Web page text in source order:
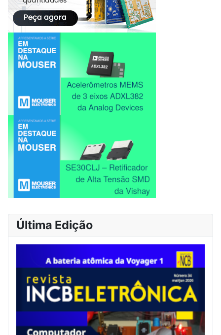
Última Edição